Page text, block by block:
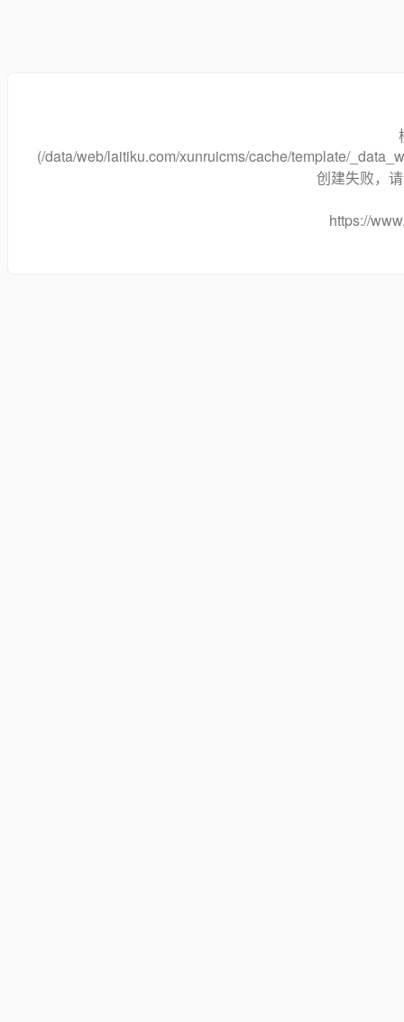
(/data/web/laitiku.com/xunruicms/cache/template/
创建失败，
https://